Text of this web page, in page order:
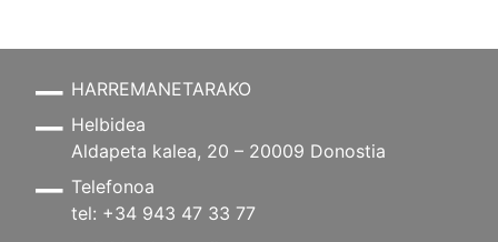
HARREMANETARAKO
Helbidea
Aldapeta kalea, 20 – 20009 Donostia
Telefonoa
tel: +34 943 47 33 77